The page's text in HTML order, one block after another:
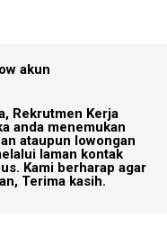
akun
Rekrutmen Kerja
anda menemukan
ataupun lowongan
laman kontak
Kami berharap agar
Terima kasih.